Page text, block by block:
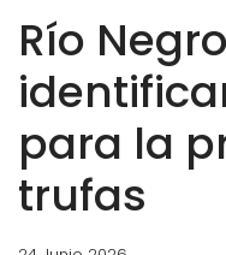
Río
para la
trufas